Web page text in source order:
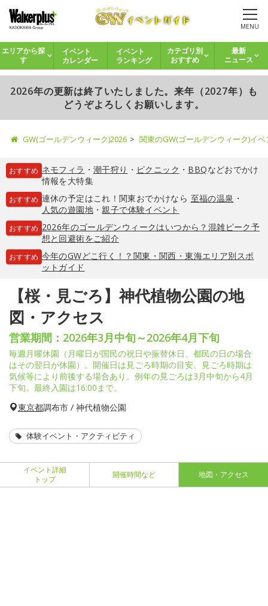
MENU
エリアから探
す
イベント
カレンダー
イベント
ランキング
カテゴリ別
おすすめ
最新
ニュース
2026年の更新は終了いたしました。来年（2027年）も
どうぞよろしくお願いします。
GW(ゴールデンウィーク)2026 関東のGW(ゴールデンウィーク)イ
おすすめ ネモフィラ ・ 潮干狩り ・ ピクニック ・ BBQなどおでかけ
情報を大特集
おすすめ 連休の予定はこれ！関東おでかけなら 至福の温泉 ・
人気の遊園地・親子で体験イベント
おすすめ 2026年のゴールデンウィークはいつから？混雑ピーク予
想と回避術をご紹介
おすすめ 今年のGWどこ行く！？関東・関西・東海エリア別スポ
ットガイド
【桜・見ごろ】神代植物公園の地
図・アクセス
営業期間：2026年3月中旬～2026年4月下旬
毎週月曜休園（月曜日が国民の祝日や振替休日、都民の日の場合
はその翌日が休園）。開催日は見ごろ時期の目安、見ごろ時期は
気候等により前後する場合あり。例年の見ごろは3月中旬から4月
下旬。最終入園は16:00まで。
東京都調布市 / 神代植物公園
体験イベント・アクティビティ
イベント詳細
トップ
開催時間など 地図・アクセス